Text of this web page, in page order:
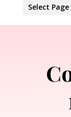
Select Page